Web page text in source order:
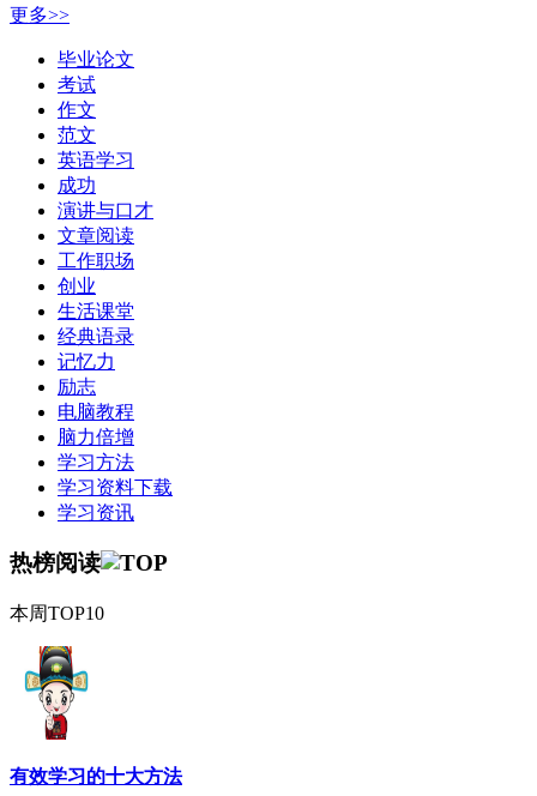
更多>>
毕业论文
考试
作文
范文
英语学习
成功
演讲与口才
文章阅读
工作职场
创业
生活课堂
经典语录
记忆力
励志
电脑教程
脑力倍增
学习方法
学习资料下载
学习资讯
热榜阅读
本周TOP10
有效学习的十大方法